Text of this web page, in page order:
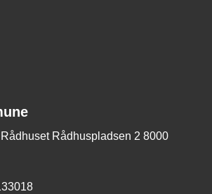
Rådhuspladsen 2 8000